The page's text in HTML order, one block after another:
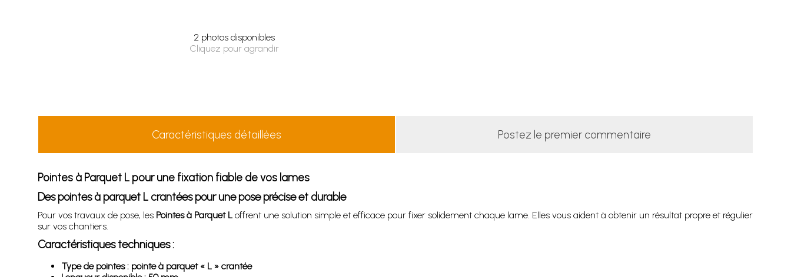
2 photos disponibles
Cliquez pour agrandir
Caractéristiques détaillées Postez le premier commentaire
Pointes à Parquet L pour une fixation fiable de vos lames
Des pointes à parquet L crantées pour une pose précise et durable
Pour vos travaux de pose, les Pointes à Parquet Loffrent une solution simple et efficace pour fixer solidement chaque lame. Elles vous aident à obtenir un résultat propre et régulier
sur vos chantiers.
Caractéristiques techniques :
Type de pointes : pointe à parquet « L » crantée